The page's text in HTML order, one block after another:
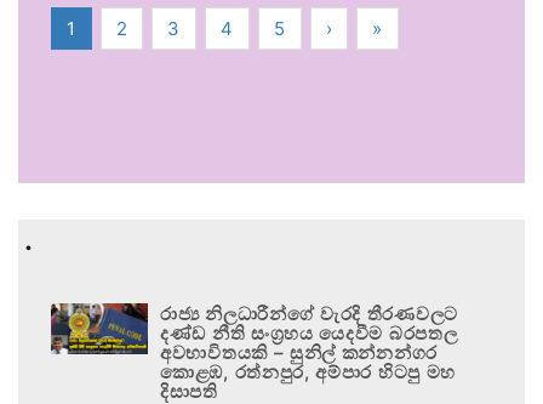
1 2 3 4 5 › »
.
රාජ්‍ය නිලධාරීන්ගේ වැරදි තීරණවලට
දණ්ඩ නීති සංග්‍රහය යෙදවීම බරපතල
අවභාවිතයකි – සුනිල් කන්නන්ගර
කොළඹ, රත්නපුර, අම්පාර හිටපු මහ
දිසාපති